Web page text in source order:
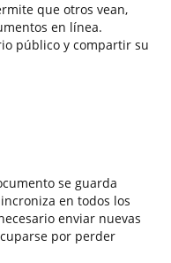
que otros vean,
en línea.
público y compartir su
se guarda
en todos los
enviar nuevas
por perder